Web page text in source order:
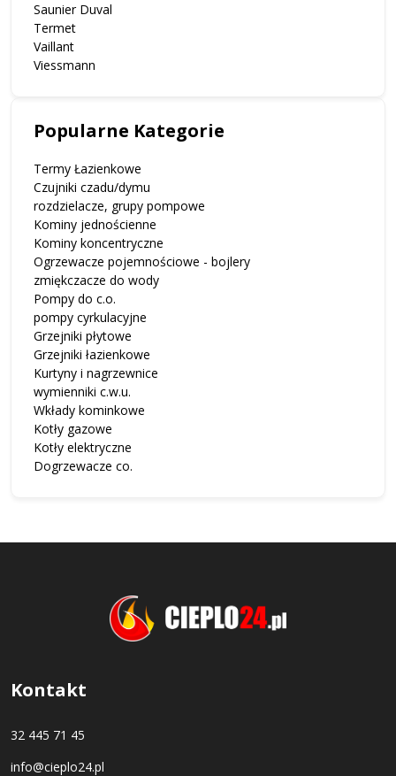
Saunier Duval
Termet
Vaillant
Viessmann
Popularne Kategorie
Termy Łazienkowe
Czujniki czadu/dymu
rozdzielacze, grupy pompowe
Kominy jednościenne
Kominy koncentryczne
Ogrzewacze pojemnościowe - bojlery
zmiękczacze do wody
Pompy do c.o.
pompy cyrkulacyjne
Grzejniki płytowe
Grzejniki łazienkowe
Kurtyny i nagrzewnice
wymienniki c.w.u.
Wkłady kominkowe
Kotły gazowe
Kotły elektryczne
Dogrzewacze co.
Kontakt
32 445 71 45
info@cieplo24.pl